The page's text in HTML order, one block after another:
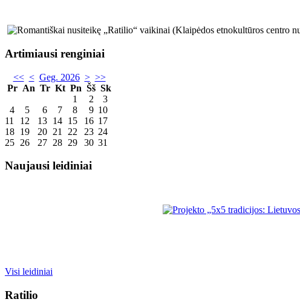
Artimiausi renginiai
<< < Geg. 2026 > >>
Pr An Tr Kt Pn Šš Sk
1
2
3
4
5 6 7 8 9 10
11
12 13 14 15 16 17
18 19 20 21 22 23 24
25 26 27 28 29 30 31
Naujausi leidiniai
Visi leidiniai
Ratilio